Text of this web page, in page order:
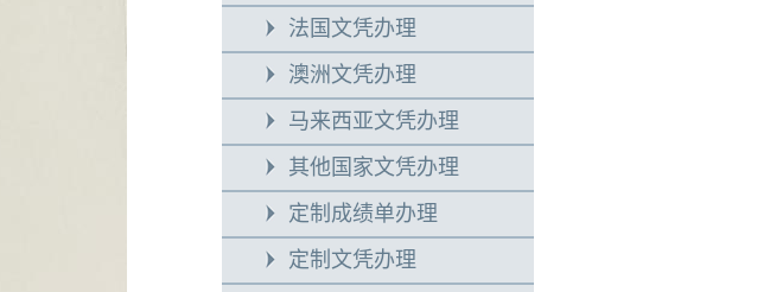
法国文凭办理
澳洲文凭办理
马来西亚文凭办理
其他国家文凭办理
定制成绩单办理
定制文凭办理